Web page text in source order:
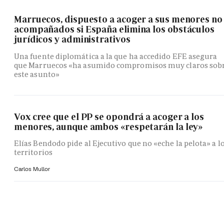
Marruecos, dispuesto a acoger a sus menores no
acompañados si España elimina los obstáculos
jurídicos y administrativos
Una fuente diplomática a la que ha accedido EFE asegura
que Marruecos «ha asumido compromisos muy claros
este asunto»
Vox cree que el PP se opondrá a acoger a los
menores, aunque ambos «respetarán la ley»
Elías Bendodo pide al Ejecutivo que no «eche la pelota» a
territorios
Carlos Mullor